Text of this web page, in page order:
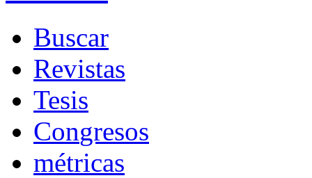
Buscar
Revistas
Tesis
Congresos
métricas